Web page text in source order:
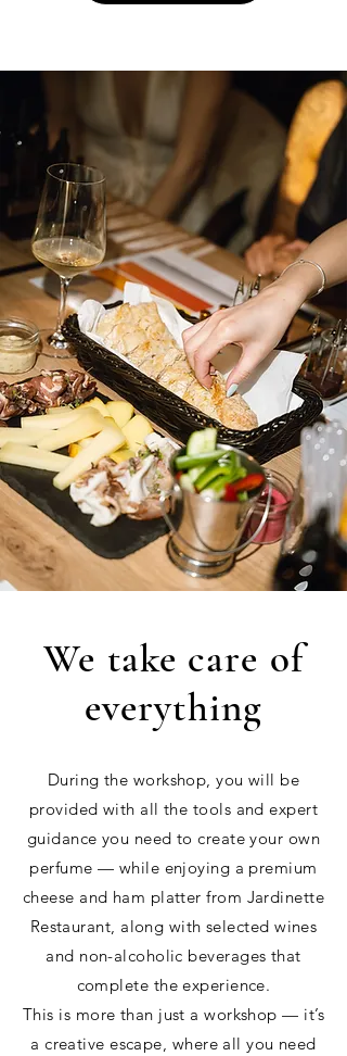
We take care of
everything
During the workshop, you will be
provided with all the tools and expert
guidance you need to create your own
perfume — while enjoying a premium
cheese and ham platter from Jardinette
Restaurant, along with selected wines
and non-alcoholic beverages that
complete the experience.
This is more than just a workshop — it’s
a creative escape, where all you need